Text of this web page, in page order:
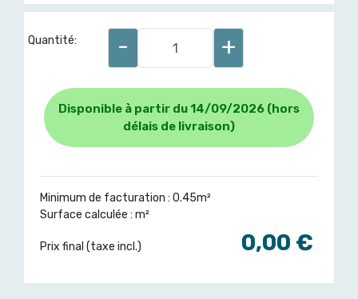
Quantité: - +
Disponible à partir du 14/09/2026 (hors
délais de livraison)
Minimum de facturation : 0.45m²
Surface calculée : m²
Prix final (taxe incl.) 0,00 €